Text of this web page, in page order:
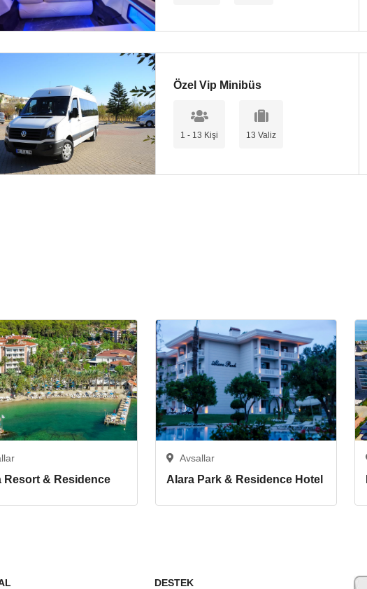
Özel Vip Minibüs
1 - 13 Kişi 13 Valiz
Resort & Residence
Avsallar
Alara Park & Residence Hotel
DESTEK